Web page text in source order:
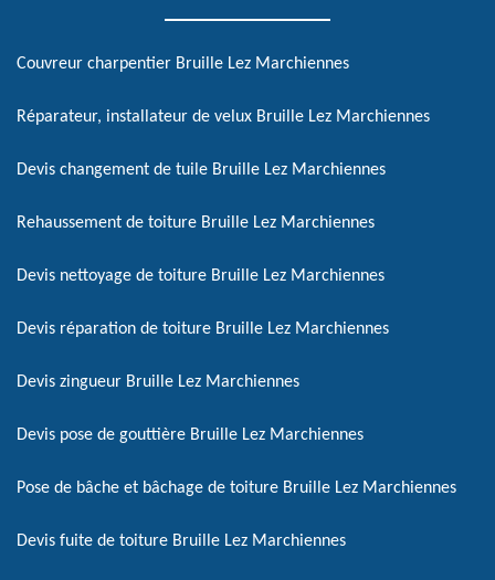
Couvreur charpentier Bruille Lez Marchiennes
Réparateur, installateur de velux Bruille Lez Marchiennes
Devis changement de tuile Bruille Lez Marchiennes
Rehaussement de toiture Bruille Lez Marchiennes
Devis nettoyage de toiture Bruille Lez Marchiennes
Devis réparation de toiture Bruille Lez Marchiennes
Devis zingueur Bruille Lez Marchiennes
Devis pose de gouttière Bruille Lez Marchiennes
Pose de bâche et bâchage de toiture Bruille Lez Marchiennes
Devis fuite de toiture Bruille Lez Marchiennes